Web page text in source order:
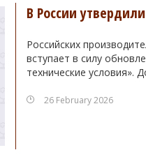
В России
Российских
вступает в силу
технические условия».
26 February 2026